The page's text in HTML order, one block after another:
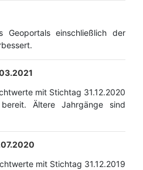
Geoportals einschließlich der
mit Stichtag 31.12.2020
Ältere Jahrgänge sind
mit Stichtag 31.12.2019